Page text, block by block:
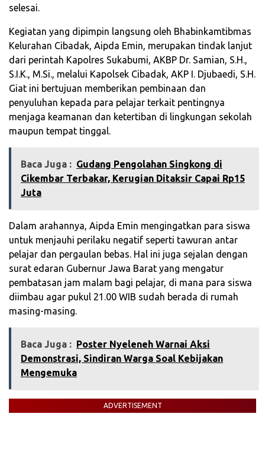
selesai.
Kegiatan yang dipimpin langsung oleh Bhabinkamtibmas
Kelurahan Cibadak, Aipda Emin, merupakan tindak lanjut
dari perintah Kapolres Sukabumi, AKBP Dr. Samian, S.H.,
S.I.K., M.Si., melalui Kapolsek Cibadak, AKP I. Djubaedi, S.H.
Giat ini bertujuan memberikan pembinaan dan
penyuluhan kepada para pelajar terkait pentingnya
menjaga keamanan dan ketertiban di lingkungan sekolah
maupun tempat tinggal.
Baca Juga : Gudang Pengolahan Singkong di
Cikembar Terbakar, Kerugian Ditaksir Capai Rp15
Juta
Dalam arahannya, Aipda Emin mengingatkan para siswa
untuk menjauhi perilaku negatif seperti tawuran antar
pelajar dan pergaulan bebas. Hal ini juga sejalan dengan
surat edaran Gubernur Jawa Barat yang mengatur
pembatasan jam malam bagi pelajar, di mana para siswa
diimbau agar pukul 21.00 WIB sudah berada di rumah
masing-masing.
Baca Juga : Poster Nyeleneh Warnai Aksi
Demonstrasi, Sindiran Warga Soal Kebijakan
Mengemuka
ADVERTISEMENT